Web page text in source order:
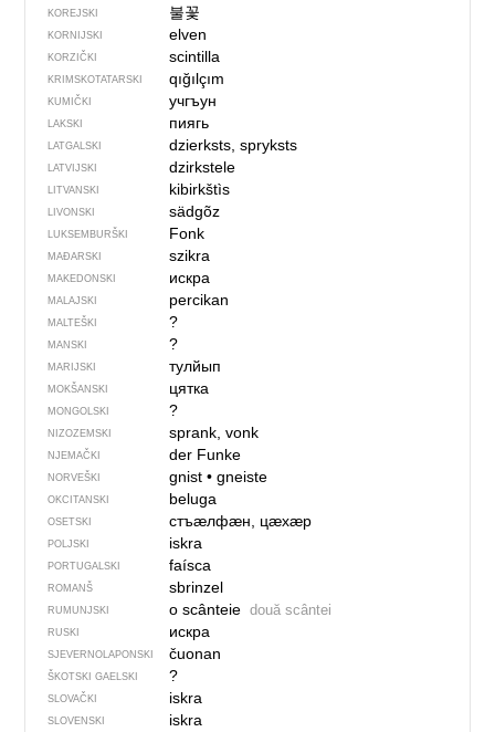
KOREJSKI 불꽃
KORNIJSKI elven
KORZIČKI scintilla
KRIMSKOTATARSKI qığılçım
KUMIČKI учгъун
LAKSKI пиягь
LATGALSKI dzierksts, spryksts
LATVIJSKI dzirkstele
LITVANSKI kibirkštìs
LIVONSKI sädgõz
LUKSEMBURŠKI Fonk
MAĐARSKI szikra
MAKEDONSKI искра
MALAJSKI percikan
MALTEŠKI ?
MANSKI ?
MARIJSKI тулйып
MOKŠANSKI цятка
MONGOLSKI ?
NIZOZEMSKI sprank, vonk
NJEMAČKI der Funke
NORVEŠKI gnist• gneiste
OKCITANSKI beluga
OSETSKI стъӕлфӕн, цӕхӕр
POLJSKI iskra
PORTUGALSKI faísca
ROMANŠ sbrinzel
RUMUNJSKI o scânteie două scântei
RUSKI искра
SJEVER­NO­LA­PONSKI čuonan
ŠKOTSKI GAELSKI ?
SLOVAČKI iskra
SLOVENSKI iskra